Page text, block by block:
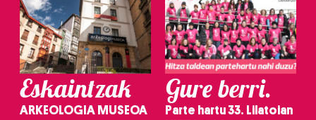
Eskaintzak
ARKEOLOGIA MUSEOA
Gure berri.
Parte hartu 33. Lilatoian